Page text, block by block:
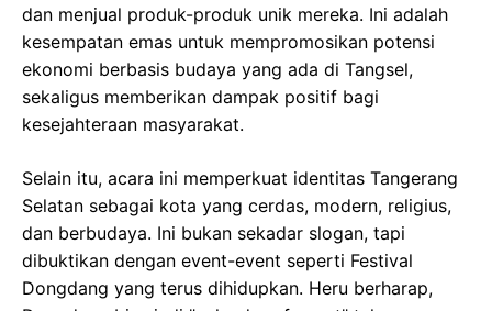
dan menjual produk-produk unik mereka. Ini adalah
kesempatan emas untuk mempromosikan potensi
ekonomi berbasis budaya yang ada di Tangsel,
sekaligus memberikan dampak positif bagi
kesejahteraan masyarakat.
Selain itu, acara ini memperkuat identitas Tangerang
Selatan sebagai kota yang cerdas, modern, religius,
dan berbudaya. Ini bukan sekadar slogan, tapi
dibuktikan dengan event-event seperti Festival
Dongdang yang terus dihidupkan. Heru berharap,